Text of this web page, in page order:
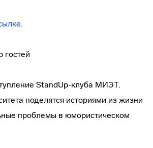
.
гостей
StandUp-клуба МИЭТ.
поделятся историями из жизни
проблемы в юмористическом